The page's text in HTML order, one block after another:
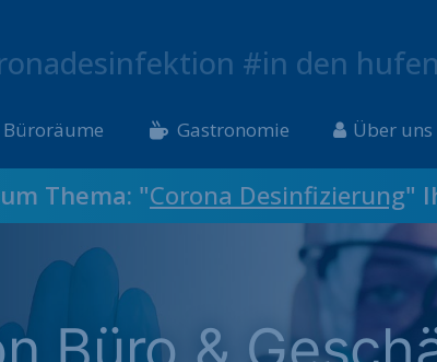
#in den hufen
Büroräume Gastronomie Über uns
Thema: "Corona Desinfizierung"